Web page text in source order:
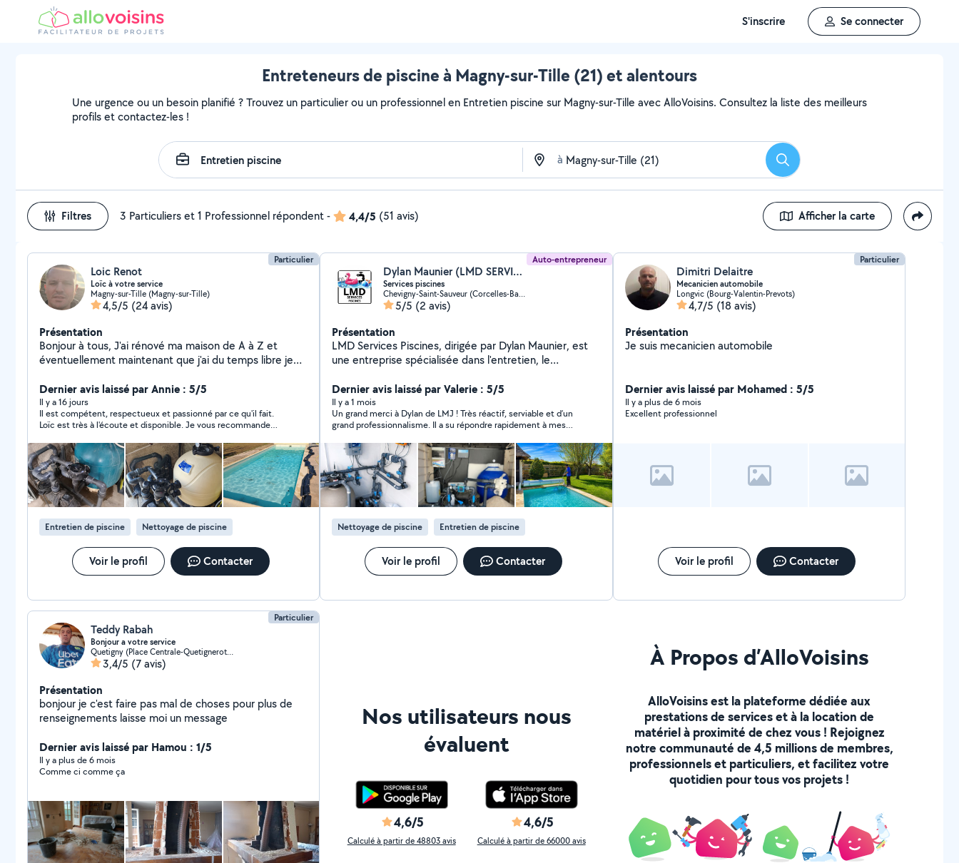
S'inscrire Se connecter
Entreteneurs de piscine à Magny-sur-Tille (21) et alentours
Une urgence ou un besoin planifié ? Trouvez un particulier ou un professionnel en Entretien piscine sur Magny-sur-Tille avec AlloVoisins. Consultez la liste des meilleurs
profils et contactez-les !
à Rechercher
Filtres 3 Particuliers et 1 Professionnel répondent- 4,4/5 (51 avis) Afficher la carte
Particulier
Loic Renot
Loïc à votre service
Magny-sur-Tille (Magny-sur-Tille)
4,5/5 (24 avis)
Présentation
Bonjour à tous, J'ai rénové ma maison de A à Z et
éventuellement maintenant que j'ai du temps libre je
aider pour les entretiens de piscine (traitement de
l'eau, hivernage, remise en service, creation de local
technique, pose de rideau.... etc). N'hesitez pas a me
contacter
Dernier avis laissé par Annie : 5/5
Il y a 16 jours
Il est compétent, respectueux et passionné par ce qu'il fait.
Loïc est très à l'écoute et disponible. Je vous recommande
Entretien de piscine Nettoyage de piscine
Voir le profil Contacter
Auto-entrepreneur
Dylan Maunier (LMD SERVICES PISCINES)
Services piscines
Chevigny-Saint-Sauveur (Corcelles-Bas de Chanot)
5/5 (2 avis)
Présentation
LMD Services Piscines, dirigée par Dylan Maunier, est
une entreprise spécialisée dans l'entretien, le
particuliers et professionnels. Passionné par son
métier, Dylan met son expertise au service de ses
clients afin de garantir une eau propre, saine et
parfaitement équilibrée tout au long de l'année.
Réactivité, sérieux et qualité sont au cœur de chaque
intervention, avec un objectif simple : offrir un service
fiable et durable pour assurer le bon fonctionnement
de chaque installation.
Dernier avis laissé par Valerie : 5/5
Il y a 1 mois
Un grand merci à Dylan de LMJ ! Très réactif, serviable et d’un
grand professionnalisme. Il a su répondre rapidement à mes
à une personne aussi impliquée et à l’écoute. Je recommande
sans hésitation !
Nettoyage de piscine Entretien de piscine
Voir le profil Contacter
Particulier
Dimitri Delaitre
Mecanicien automobile
Longvic (Bourg-Valentin-Prevots)
4,7/5 (18 avis)
Présentation
Je suis mecanicien automobile
Dernier avis laissé par Mohamed : 5/5
Il y a plus de 6 mois
Excellent professionnel
Voir le profil Contacter
Particulier
Teddy Rabah
Bonjour a votre service
Quetigny (Place Centrale-Quetignerots-Pre Bourgeot)
3,4/5 (7 avis)
Présentation
bonjour je c'est faire pas mal de choses pour plus de
renseignements laisse moi un message
Dernier avis laissé par Hamou : 1/5
Il y a plus de 6 mois
Comme ci comme ça
Nos utilisateurs nous
évaluent
4,6/5
Calculé à partir de 48803 avis
4,6/5
Calculé à partir de 66000 avis
À Propos d’AlloVoisins
AlloVoisins est la plateforme dédiée aux
prestations de services et à la location de
matériel à proximité de chez vous ! Rejoignez
notre communauté de 4,5 millions de membres,
professionnels et particuliers, et facilitez votre
quotidien pour tous vos projets !